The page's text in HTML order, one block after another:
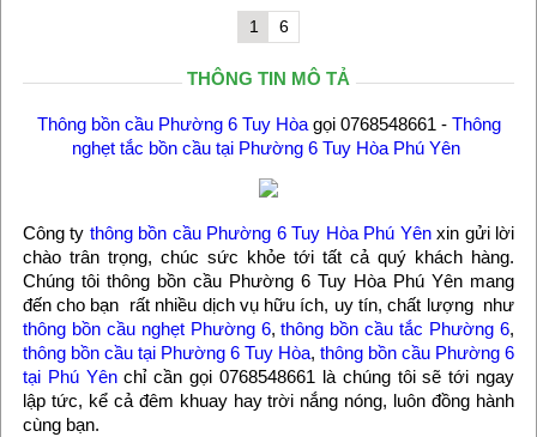
1 6
THÔNG TIN MÔ TẢ
Thông bồn cầu Phường 6 Tuy Hòagọi 0768548661 - Thông
nghẹt tắc bồn cầu tại Phường 6 Tuy Hòa Phú Yên
Công ty thông bồn cầu Phường 6 Tuy Hòa Phú Yênxin gửi lời
chào trân trọng, chúc sức khỏe tới tất cả quý khách hàng.
Chúng tôi thông bồn cầu Phường 6 Tuy Hòa Phú Yên mang
đến cho bạn rất nhiều dịch vụ hữu ích, uy tín, chất lượng như
thông bồn cầu nghẹt Phường 6,thông bồn cầu tắc Phường 6,
thông bồn cầu tại Phường 6 Tuy Hòa,thông bồn cầu Phường 6
tại Phú Yênchỉ cần gọi 0768548661 là chúng tôi sẽ tới ngay
lập tức, kể cả đêm khuay hay trời nắng nóng, luôn đồng hành
cùng bạn.